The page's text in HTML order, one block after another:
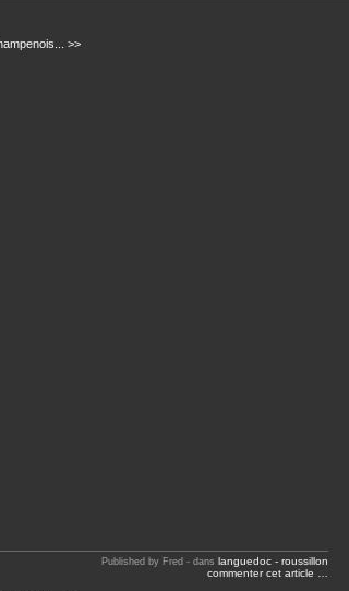
>>
Published by Fred -dans languedoc - roussillon
commenter cet article